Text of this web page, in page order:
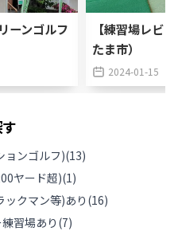
ーンゴルフ
【練習場レビ
たま市）
2024-01-15
ョンゴルフ)(13)
ヤード超)(1)
クマン等)あり (16)
習場あり (7)